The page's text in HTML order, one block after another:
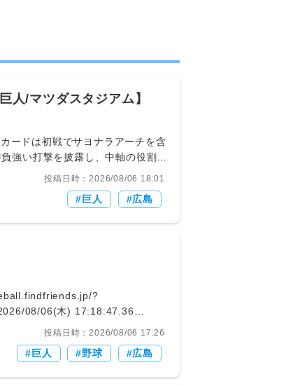
人/マツダスタジアム】
強い打撃を披露し、中軸の役割を
防御率1.39の好成績を残してお
投稿日時：2026/08/06 18:01
巨人 広島
?
投稿日時：2026/08/06 17:26
巨人 野球 広島